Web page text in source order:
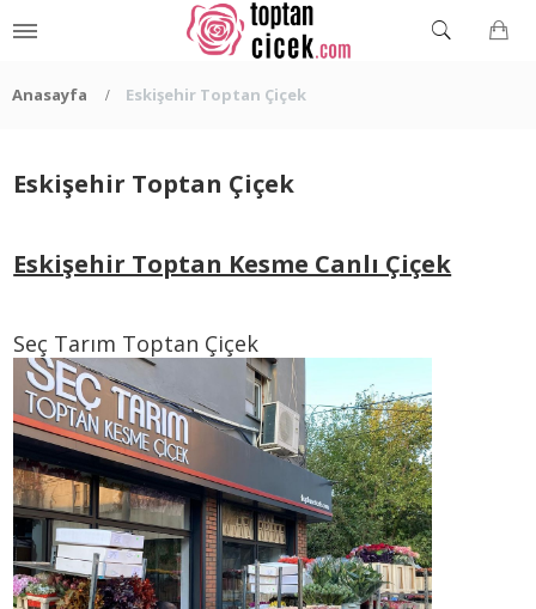
Anasayfa Eskişehir Toptan Çiçek
Eskişehir Toptan Çiçek
Eskişehir Toptan Kesme Canlı Çiçek
Seç Tarım Toptan Çiçek